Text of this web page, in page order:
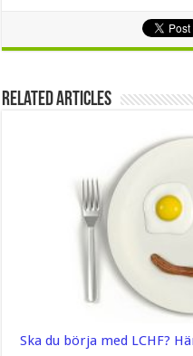
Related Articles
Ska du börja med LCHF?